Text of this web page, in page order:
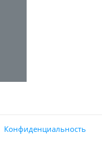
Конфиденциальность